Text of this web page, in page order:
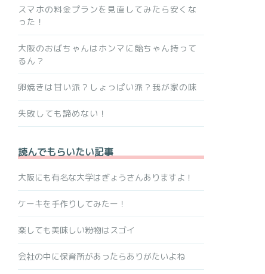
スマホの料金プランを見直してみたら安くな
った！
大阪のおばちゃんはホンマに飴ちゃん持って
るん？
卵焼きは甘い派？しょっぱい派？我が家の味
失敗しても諦めない！
読んでもらいたい記事
大阪にも有名な大学はぎょうさんありますよ！
ケーキを手作りしてみたー！
楽しても美味しい粉物はスゴイ
会社の中に保育所があったらありがたいよね